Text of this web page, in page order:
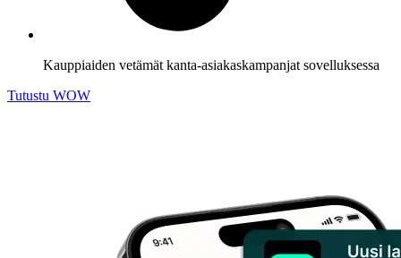
Kauppiaiden vetämät kanta-asiakaskampanjat sovelluksessa
Tutustu WOW